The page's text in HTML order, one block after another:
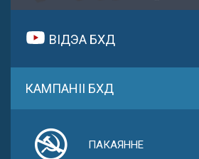
ВІДЭА БХД
КАМПАНІІ БХД
ПАКАЯННЕ